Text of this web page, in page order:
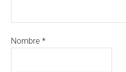
Nombre*